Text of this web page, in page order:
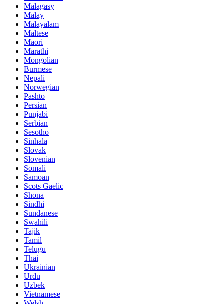
Malagasy
Malay
Malayalam
Maltese
Maori
Marathi
Mongolian
Burmese
Nepali
Norwegian
Pashto
Persian
Punjabi
Serbian
Sesotho
Sinhala
Slovak
Slovenian
Somali
Samoan
Scots Gaelic
Shona
Sindhi
Sundanese
Swahili
Tajik
Tamil
Telugu
Thai
Ukrainian
Urdu
Uzbek
Vietnamese